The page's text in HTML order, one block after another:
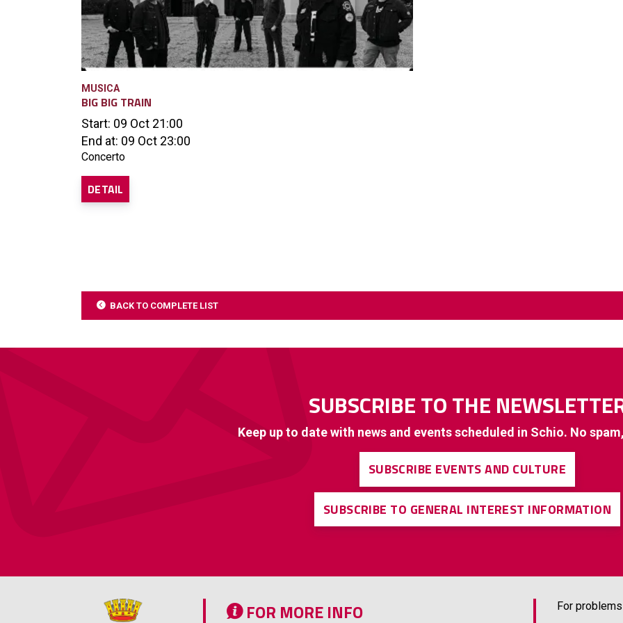
MUSICA
BIG BIG TRAIN
Start: 09 Oct 21:00
End at: 09 Oct 23:00
Concerto
DETAIL
BACK TO COMPLETE LIST
SUBSCRIBE TO THE
Keep up to date with news and events scheduled in Schio. No
SUBSCRIBE EVENTS AND CULTURE
SUBSCRIBE TO GENERAL INTEREST INFORMATION
FOR MORE INFO For